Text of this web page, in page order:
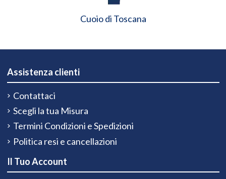
Cuoio di Toscana
Assistenza clienti
Contattaci
Scegli la tua Misura
Termini Condizioni e Spedizioni
Politica resi e cancellazioni
Il Tuo Account